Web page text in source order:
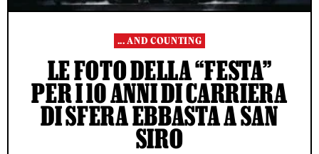
... AND COUNTING
LE FOTO DELLA “FESTA”
PER I 10 ANNI DI CARRIERA
DI SFERA EBBASTA A SAN
SIRO